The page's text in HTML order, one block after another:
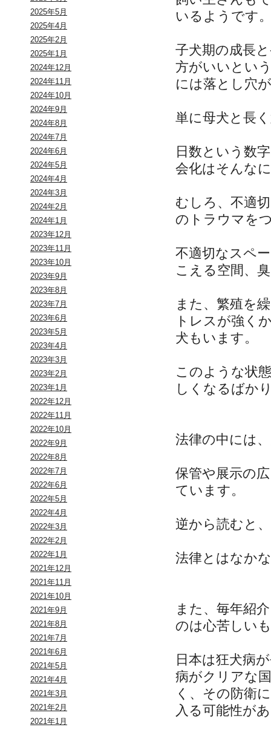
2025年5月
2025年4月
2025年2月
2025年1月
2024年12月
2024年11月
2024年10月
2024年9月
2024年8月
2024年7月
2024年6月
2024年5月
2024年4月
2024年3月
2024年2月
2024年1月
2023年12月
2023年11月
2023年10月
2023年9月
2023年8月
2023年7月
2023年6月
2023年5月
2023年4月
2023年3月
2023年2月
2023年1月
2022年12月
2022年11月
2022年10月
2022年9月
2022年8月
2022年7月
2022年6月
2022年5月
2022年4月
2022年3月
2022年2月
2022年1月
2021年12月
2021年11月
2021年10月
2021年9月
2021年8月
2021年7月
2021年6月
2021年5月
2021年4月
2021年3月
2021年2月
2021年1月
いるようです
子犬期の成長
方がいいとい
には落とし穴
単に母犬と長
日数という数
会化はそんな
むしろ、不適
のトラウマを
不適切なスペ
こえる空間、
また、繁殖を
トレスが強く
犬もいます。
このような状
しくなるばか
法律の中には
保管や展示の
ています。
逆から読むと
法律とはなか
また、毎年紹
のは心苦しい
日本は狂犬病
病がクリアな
く、その防衛
入る可能性が